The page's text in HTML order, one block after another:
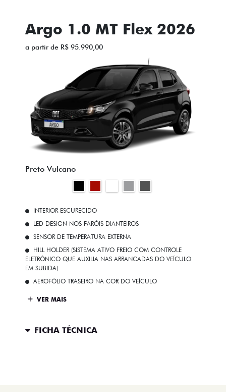
Argo 1.0 MT Flex 2026
a partir de R$ 95.990,00
Preto Vulcano
INTERIOR ESCURECIDO
LED DESIGN NOS FARÓIS DIANTEIROS
SENSOR DE TEMPERATURA EXTERNA
HILL HOLDER (SISTEMA ATIVO FREIO COM CONTROLE
ELETRÔNICO QUE AUXILIA NAS ARRANCADAS DO VEÍCULO
EM SUBIDA)
AEROFÓLIO TRASEIRO NA COR DO VEÍCULO
VER MAIS
FICHA TÉCNICA